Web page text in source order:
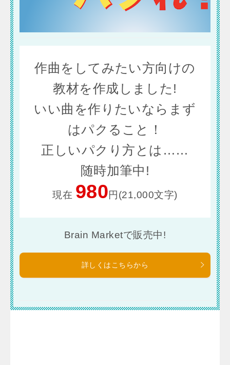
作曲をしてみたい方向けの
教材を作成しました!
いい曲を作りたいならまず
はパクること！
正しいパクり方とは……
随時加筆中!
現在 980円(21,000文字)
Brain Marketで販売中!
詳しくはこちらから